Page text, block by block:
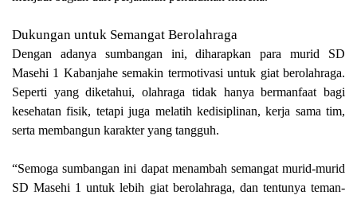
Dukungan untuk Semangat Berolahraga
Dengan adanya sumbangan ini, diharapkan para murid SD
Masehi 1 Kabanjahe semakin termotivasi untuk giat berolahraga.
Seperti yang diketahui, olahraga tidak hanya bermanfaat bagi
kesehatan fisik, tetapi juga melatih kedisiplinan, kerja sama tim,
serta membangun karakter yang tangguh.
“Semoga sumbangan ini dapat menambah semangat murid-murid
SD Masehi 1 untuk lebih giat berolahraga, dan tentunya teman-